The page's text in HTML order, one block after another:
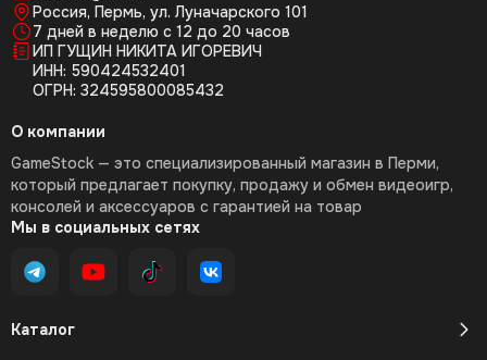
Россия, Пермь, ул. Луначарского 101
7 дней в неделю с 12 до 20 часов
ИП ГУЩИН НИКИТА ИГОРЕВИЧ
ИНН: 590424532401
ОГРН: 324595800085432
Каталог
О компании
GameStock — это специализированный магазин в Перми,
который предлагает покупку, продажу и обмен видеоигр,
консолей и аксессуаров с гарантией на товар
Мы в социальных сетях